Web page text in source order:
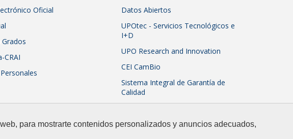
para mostrarte contenidos personalizados y anuncios adecuados,
Oficial
CRAI
Datos Abiertos
UPOtec - Servicios Tecnológicos e
I+D
UPO Research and Innovation
CEI CamBio
Sistema Integral de Garantía de
Calidad